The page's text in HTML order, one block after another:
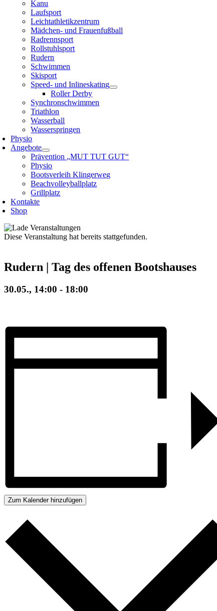
Kanu
Laufsport
Leichtathletikzentrum
Mädchen- und Frauenfußball
Radrennsport
Rollstuhlsport
Rudern
Schwimmen
Skisport
Speed- und Inlineskating
Roller Derby
Synchronschwimmen
Triathlon
Wasserball
Wasserspringen
Physio
Angebote
Prävention „MUT TUT GUT“
Physio
Bootsverleih Klingerweg
Beachvolleyballplatz
Grillplatz
Kontakte
Shop
Diese Veranstaltung hat bereits stattgefunden.
Rudern | Tag des offenen Bootshauses
30.05., 14:00 - 18:00
Zum Kalender hinzufügen